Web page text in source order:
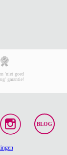
'niet goed
garantie!
BLOG